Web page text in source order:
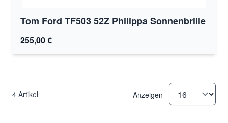
Tom Ford TF503 52Z Philippa Sonnenbrille
255,00 €
4 Artikel Anzeigen